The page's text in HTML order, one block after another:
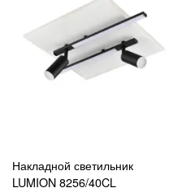
Накладной светильник
LUMION 8256/40CL